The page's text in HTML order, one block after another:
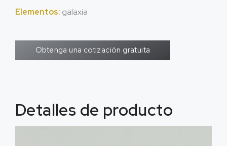
Elementos: galaxia
Obtenga una cotización gratuita
Detalles de producto